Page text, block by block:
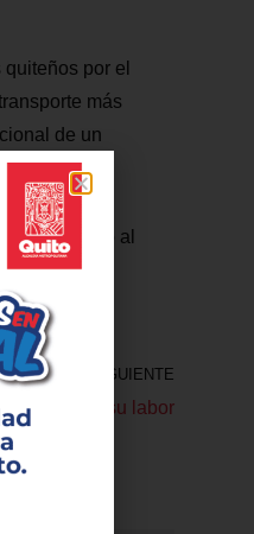
por el
más
de un
en privado al
SIGUIENTE
concluye su labor